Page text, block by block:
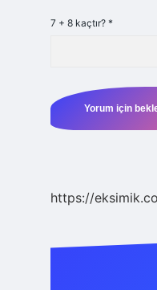
7 + 8 kaçtır? *
https://